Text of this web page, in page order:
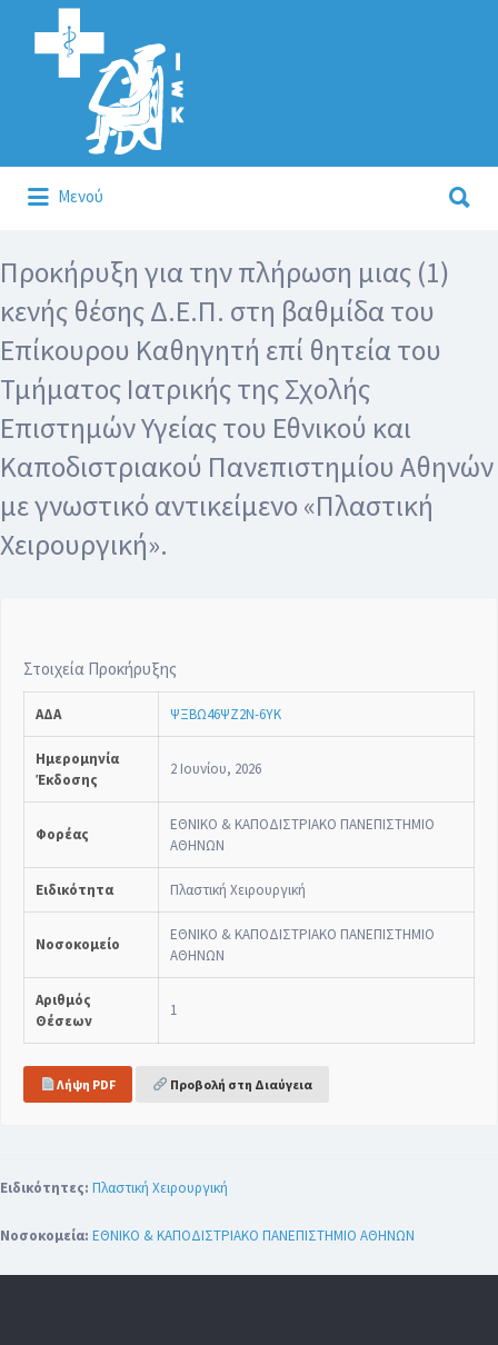
Αναζήτηση
για:
Μενού
για:
Προκήρυξη για την πλήρωση μιας (1)
κενής θέσης Δ.Ε.Π. στη βαθμίδα του
Επίκουρου Καθηγητή επί θητεία του
Τμήματος Ιατρικής της Σχολής
Επιστημών Υγείας του Εθνικού και
Καποδιστριακού Πανεπιστημίου Αθηνών
με γνωστικό αντικείμενο «Πλαστική
Χειρουργική».
Στοιχεία Προκήρυξης
ΑΔΑ ΨΞΒΩ46ΨΖ2Ν-6ΥΚ
Ημερομηνία
Έκδοσης
2 Ιουνίου, 2026
Φορέας
ΕΘΝΙΚΟ & ΚΑΠΟΔΙΣΤΡΙΑΚΟ ΠΑΝΕΠΙΣΤΗΜΙΟ
ΑΘΗΝΩΝ
Ειδικότητα Πλαστική Χειρουργική
Νοσοκομείο
ΕΘΝΙΚΟ & ΚΑΠΟΔΙΣΤΡΙΑΚΟ ΠΑΝΕΠΙΣΤΗΜΙΟ
ΑΘΗΝΩΝ
Αριθμός
Θέσεων
1
Λήψη PDF Προβολή στη Διαύγεια
Ειδικότητες: Πλαστική Χειρουργική
Νοσοκομεία: ΕΘΝΙΚΟ & ΚΑΠΟΔΙΣΤΡΙΑΚΟ ΠΑΝΕΠΙΣΤΗΜΙΟ ΑΘΗΝΩΝ